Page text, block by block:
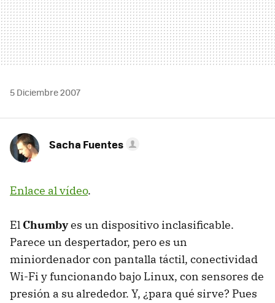
5 Diciembre 2007
Sacha Fuentes
Enlace al vídeo.
El Chumbyes un dispositivo inclasificable.
Parece un despertador, pero es un
miniordenador con pantalla táctil, conectividad
Wi-Fi y funcionando bajo Linux, con sensores de
presión a su alrededor. Y, ¿para qué sirve? Pues